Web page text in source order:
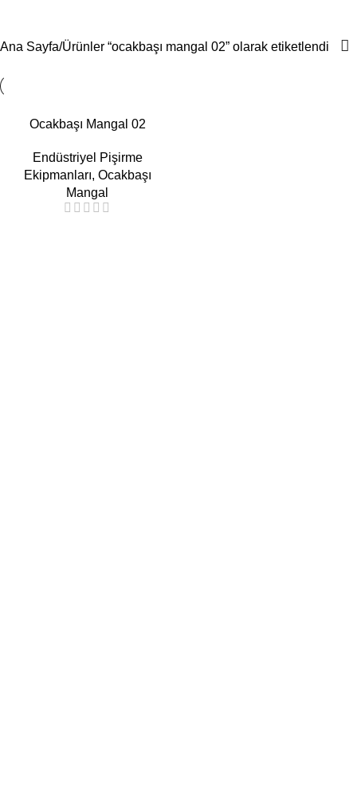
Ana Sayfa Ürünler “ocakbaşı mangal 02” olarak etiketlendi
Ocakbaşı Mangal 02
Endüstriyel Pişirme
Ekipmanları, Ocakbaşı
Mangal